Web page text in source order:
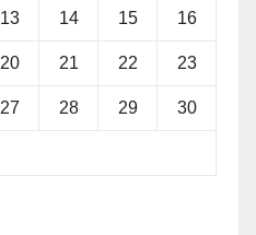
13 14 15 16
20 21 22 23
27 28 29 30